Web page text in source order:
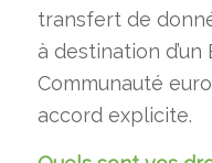
transfert de
à destination
Communauté
accord explicite.